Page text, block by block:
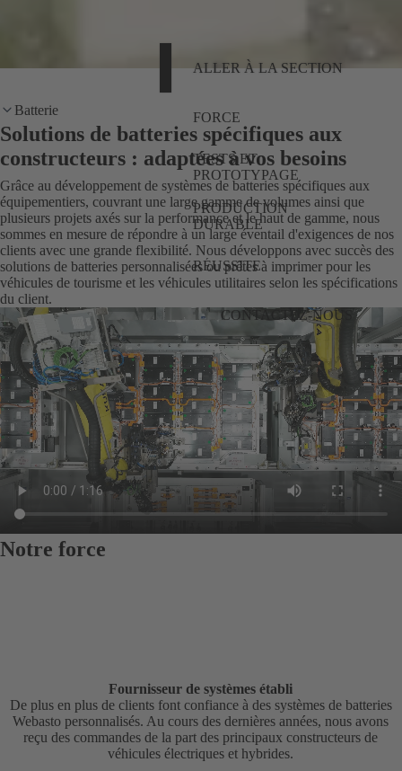
ALLER À LA SECTION
FORCE
TESTS ET
PROTOTYPAGE
PRODUCTION
DURABLE
RÉUSSITE
CONTACTEZ-NOUS
Batterie
Solutions de batteries spécifiques aux
constructeurs : adaptées à vos besoins
Grâce au développement de systèmes de batteries spécifiques aux
équipementiers, couvrant une large gamme de volumes ainsi que
plusieurs projets axés sur la performance et le haut de gamme, nous
sommes en mesure de répondre à un large éventail d'exigences de nos
clients avec une grande flexibilité. Nous développons avec succès des
solutions de batteries personnalisées ou prêtes à imprimer pour les
véhicules de tourisme et les véhicules utilitaires selon les spécifications
du client.
Notre force
Fournisseur de systèmes établi
De plus en plus de clients font confiance à des systèmes de batteries
Webasto personnalisés. Au cours des dernières années, nous avons
reçu des commandes de la part des principaux constructeurs de
véhicules électriques et hybrides.